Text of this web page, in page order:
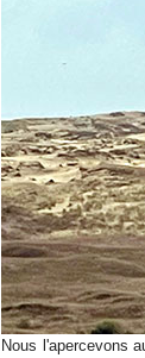
Nous l'apercevons